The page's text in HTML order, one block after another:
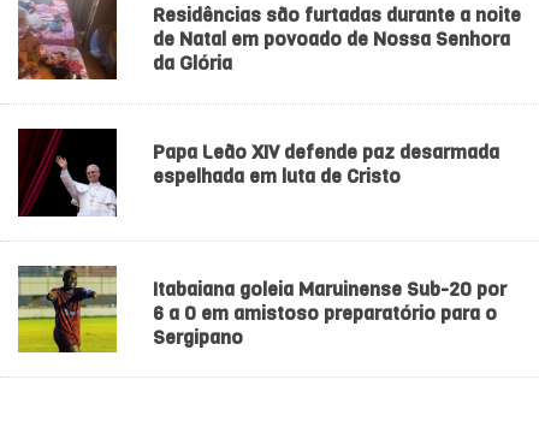
Residências são furtadas durante a noite
de Natal em povoado de Nossa Senhora
da Glória
Papa Leão XIV defende paz desarmada
espelhada em luta de Cristo
Itabaiana goleia Maruinense Sub-20 por
6 a 0 em amistoso preparatório para o
Sergipano